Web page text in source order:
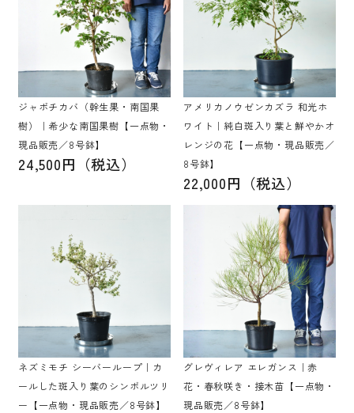
ジャボチカバ（幹生果・南国果
樹）｜希少な南国果樹【一点物・
現品販売／8号鉢】
24,500円（税込）
アメリカノウゼンカズラ 和光ホ
ワイト｜純白斑入り葉と鮮やかオ
レンジの花【一点物・現品販売／
8号鉢】
22,000円（税込）
ネズミモチ シーバーループ｜カ
ールした斑入り葉のシンボルツリ
ー【一点物・現品販売／8号鉢】
グレヴィレア エレガンス｜赤
花・春秋咲き・接木苗【一点物・
現品販売／8号鉢】